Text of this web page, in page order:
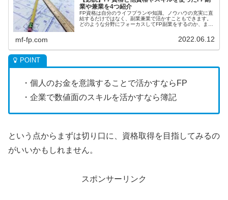
業や兼業を4つ紹介
FP資格は自分のライフプランや知識、ノウハウの充実に直
結するだけではなく、副業兼業で活かすこともできます。
どのような分野にフォーカスしてFP副業をするのか、また
mf-fp.com 2022.06.12
・個人のお金を意識することで活かすならFP
・企業で数値面のスキルを活かすなら簿記
という点からまずは切り口に、資格取得を目指してみるの
がいいかもしれません。
スポンサーリンク